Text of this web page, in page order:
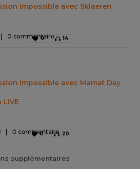
Impossible avec Sklaeren
0 commentaire
0 14
impossible avec Mamat Day
LIVE
0 commentaire
0 20
supplémentaires